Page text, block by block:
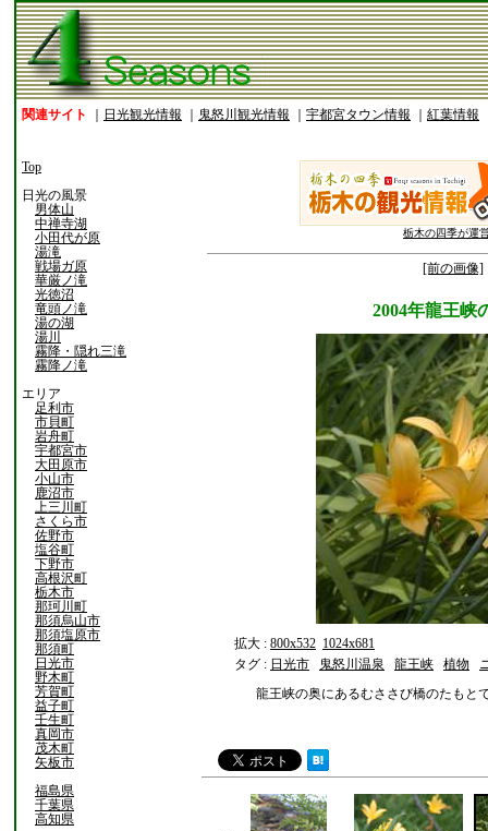
関連サイト 日光観光情報 鬼怒川観光情報 宇都宮タウン情報 紅葉情報
Top
日光の風景
男体山
中禅寺湖
小田代が原
湯滝
戦場ガ原
華厳ノ滝
光徳沼
竜頭ノ滝
湯の湖
湯川
霧降・隠れ三滝
霧降ノ滝
エリア
足利市
市貝町
岩舟町
宇都宮市
大田原市
小山市
鹿沼市
上三川町
さくら市
佐野市
塩谷町
下野市
高根沢町
栃木市
那珂川町
那須烏山市
那須塩原市
那須町
日光市
野木町
芳賀町
益子町
壬生町
真岡市
茂木町
矢板市
福島県
千葉県
高知県
栃木の四季が運
[前の画像]
2004年龍王峡
拡大 : 800x532 1024x681
タグ : 日光市 鬼怒川温泉 龍王峡 植物
龍王峡の奥にあるむささび橋のたもと